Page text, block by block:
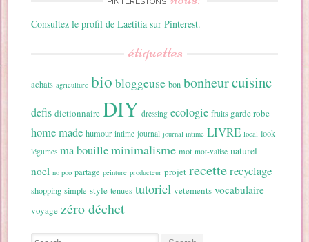
Consultez le profil de Laetitia sur Pinterest.
étiquettes
achats agriculture bio bloggeuse bon bonheurcuisine
defis dictionnaire DIY dressing ecologie fruits garde robe
home made humour intime journal journal intime LIVRE local look
légumes ma bouilleminimalisme mot mot-valise naturel
noel no poo partage peinture producteur projet recetterecyclage
shopping simple style tenues tutoriel vetements vocabulaire
voyage zéro déchet
Search for: